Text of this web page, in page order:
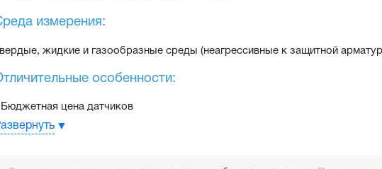
измерения:
жидкие и газообразные среды (неагрессивные к защитной
особенности:
Бюджетная цена датчиков
Кабельный вывод обеспечивает удобство и быстроту монтажа